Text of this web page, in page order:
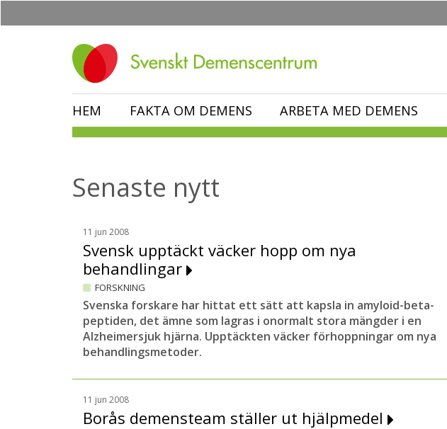
HEM FAKTA OM DEMENS ARBETA MED DEMENS
Senaste nytt
11 jun 2008
Svensk upptäckt väcker hopp om nya
behandlingar
FORSKNING
Svenska forskare har hittat ett sätt att kapsla in amyloid-beta-
peptiden, det ämne som lagras i onormalt stora mängder i en
Alzheimersjuk hjärna. Upptäckten väcker förhoppningar om nya
behandlingsmetoder.
11 jun 2008
Borås demensteam ställer ut hjälpmedel